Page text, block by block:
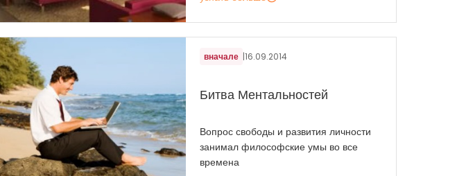
вначале |16.09.2014
Битва Ментальностей
Вопрос свободы и развития личности
занимал философские умы во все
времена